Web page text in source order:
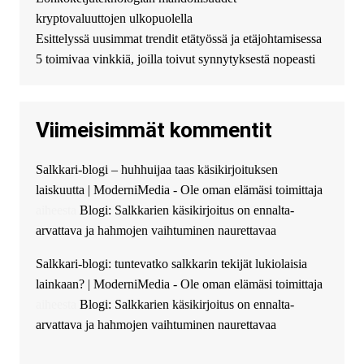
можете получить
финансирование в долг без
избыточных вопросов и
документов? Тогда обратитесь
guest_4889 :Cmon Suomi 👏
The Admin: High five! You’ve
successfully installed Simple
Ajax Chat.
kryptovaluuttojen ulkopuolella
Esittelyssä uusimmat trendit etätyössä ja etäjohtamisessa
5 toimivaa vinkkiä, joilla toivut synnytyksestä nopeasti
Viimeisimmät kommentit
Salkkari-blogi – huhhuijaa taas käsikirjoituksen
laiskuutta | ModerniMedia - Ole oman elämäsi toimittaja
Blogi: Salkkarien käsikirjoitus on ennalta-
arvattava ja hahmojen vaihtuminen naurettavaa
Salkkari-blogi: tuntevatko salkkarin tekijät lukiolaisia
lainkaan? | ModerniMedia - Ole oman elämäsi toimittaja
Blogi: Salkkarien käsikirjoitus on ennalta-
arvattava ja hahmojen vaihtuminen naurettavaa